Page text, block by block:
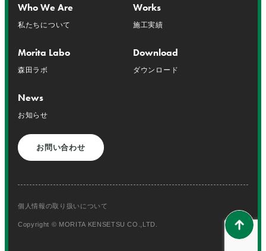
Who We Are
私たちについて
Works
施工実績
Morita Labo
森田ラボ
News
お知らせ
Download
ダウンロード
お問い合わせ
Copyright © MORITA KENSETSU CO.,LTD.
個人情報の取り扱いについて